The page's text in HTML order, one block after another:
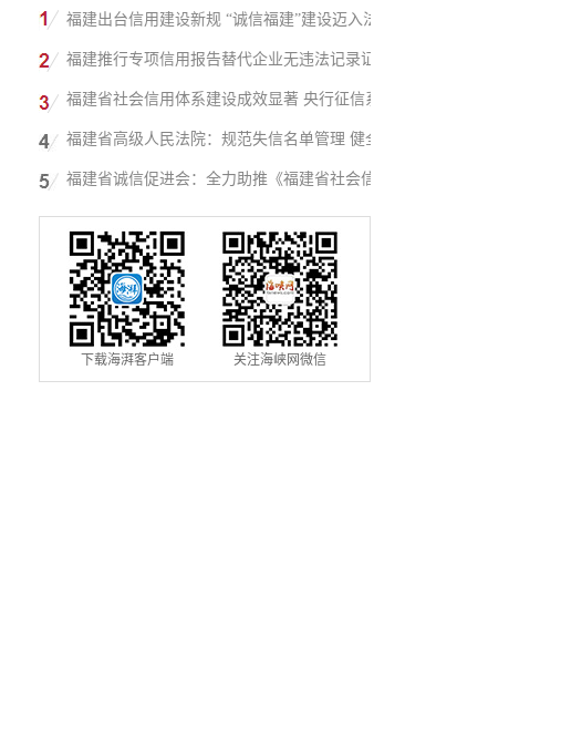
福建出台信用建设新规 “诚信福建”建设迈入法
治化新阶段
福建推行专项信用报告替代企业无违法记录证
明改革成效显著
福建省社会信用体系建设成效显著 央行征信系
统赋能实体经济
福建省高级人民法院：规范失信名单管理 健全
信用修复机制
福建省诚信促进会：全力助推《福建省社会信
用条例》落地见效
下载海湃客户端 关注海峡网微信